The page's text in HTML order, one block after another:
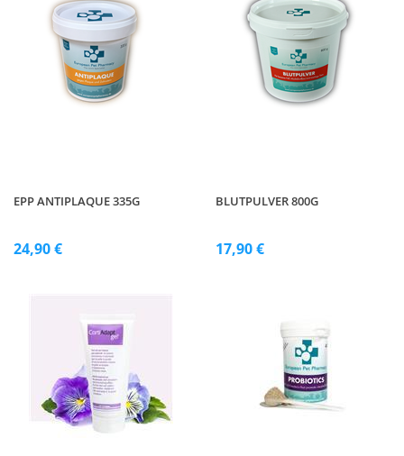
EPP ANTIPLAQUE 335G
24,90 €
BLUTPULVER 800G
17,90 €